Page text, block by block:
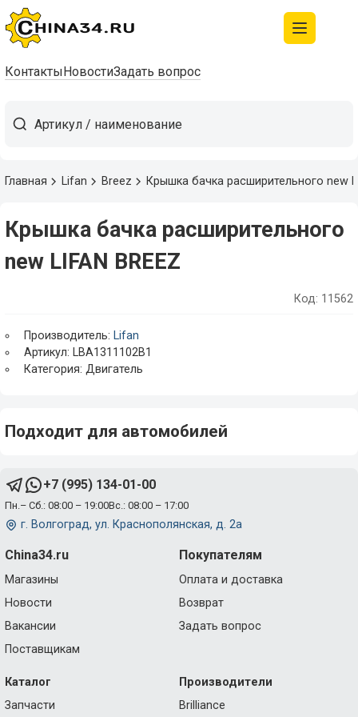
КонтактыНовостиЗадать вопрос
Главная Lifan Breez Крышка бачка расширительного new
Крышка бачка расширительного
new LIFAN BREEZ
Код: 11562
Производитель: Lifan
Артикул: LBA1311102B1
Категория: Двигатель
Подходит для автомобилей
+7 (995) 134-01-00
Пн.– Сб.: 08:00 – 19:00Вс.: 08:00 – 17:00
г. Волгоград, ул. Краснополянская, д. 2а
China34.ru
Магазины
Новости
Вакансии
Поставщикам
Покупателям
Оплата и доставка
Возврат
Задать вопрос
Каталог
Запчасти
Производители
Brilliance